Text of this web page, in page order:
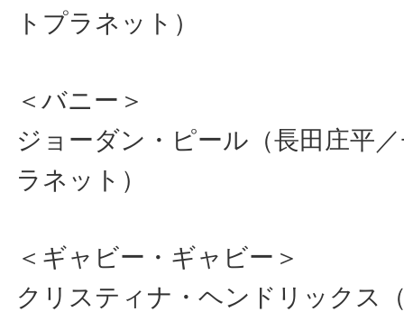
トプラネット）
＜バニー＞
ジョーダン・ピール（長田庄平
ラネット）
＜ギャビー・ギャビー＞
クリスティナ・ヘンドリックス